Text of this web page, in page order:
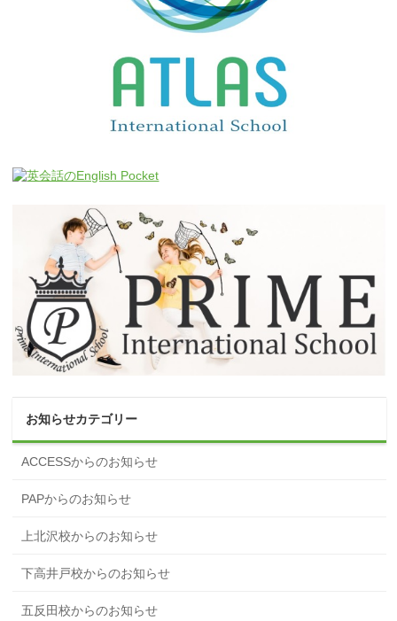
お知らせカテゴリー
ACCESSからのお知らせ
PAPからのお知らせ
上北沢校からのお知らせ
下高井戸校からのお知らせ
五反田校からのお知らせ